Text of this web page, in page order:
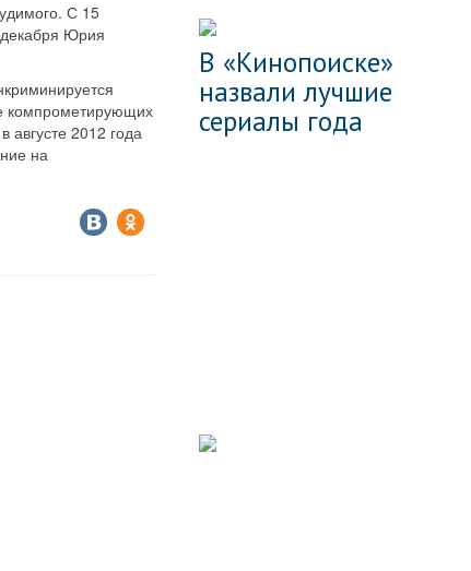
С 15
Юрия
компрометирующих
августе 2012 года
на
В «Кинопоиске»
назвали лучшие
сериалы года